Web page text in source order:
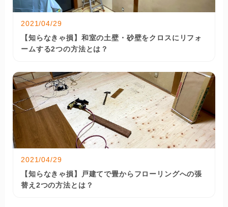
2021/04/29
【知らなきゃ損】和室の土壁・砂壁をクロスにリフォ
ームする2つの方法とは？
2021/04/29
【知らなきゃ損】戸建てで畳からフローリングへの張
替え2つの方法とは？